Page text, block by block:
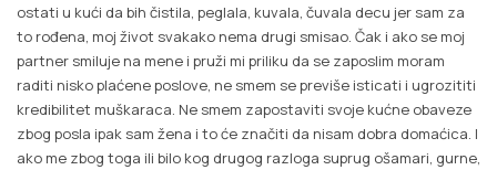
ostati u kući da bih čistila, peglala, kuvala, čuvala decu jer sam za
to rođena, moj život svakako nema drugi smisao. Čak i ako se moj
partner smiluje na mene i pruži mi priliku da se zaposlim moram
raditi nisko plaćene poslove, ne smem se previše isticati i ugrozititi
kredibilitet muškaraca. Ne smem zapostaviti svoje kućne obaveze
zbog posla ipak sam žena i to će značiti da nisam dobra domaćica. I
ako me zbog toga ili bilo kog drugog razloga suprug ošamari, gurne,